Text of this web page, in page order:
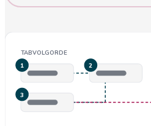
TABVOLGORDE
1
2
3